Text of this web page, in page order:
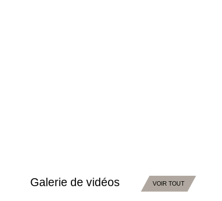
Galerie de vidéos VOIR TOUT